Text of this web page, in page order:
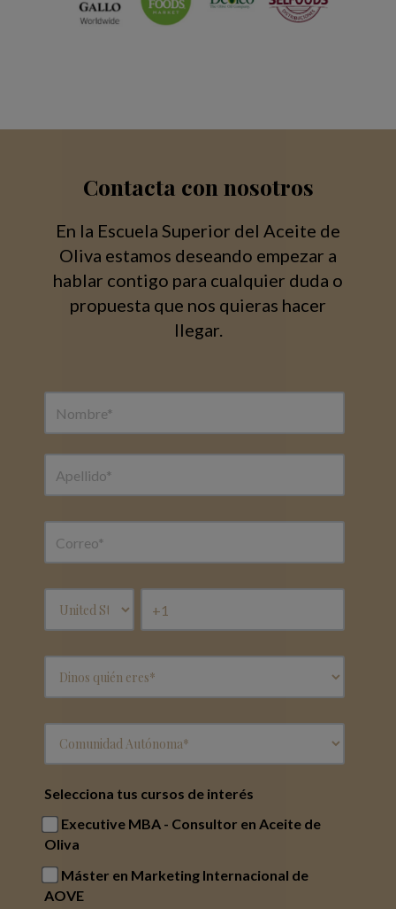
Contacta con nosotros
En la Escuela Superior del Aceite de
Oliva estamos deseando empezar a
hablar contigo para cualquier duda o
propuesta que nos quieras hacer
llegar.
Selecciona tus cursos de interés
Executive MBA - Consultor en Aceite de
Oliva
Máster en Marketing Internacional de
AOVE